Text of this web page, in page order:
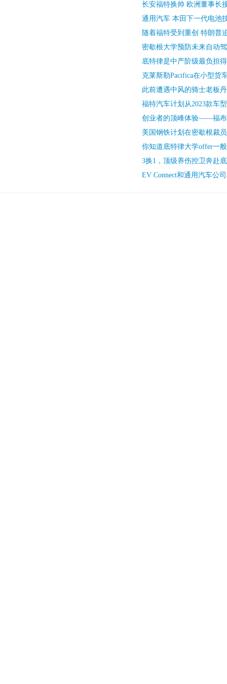
长安福特换帅 欧洲董事长
通用汽车 本田下一代电池
随着福特受到重创 特朗普
密歇根大学预防未来自动
底特律是中产阶级最负担
克莱斯勒Pacifica在小型货
此前遭遇中风的骑士老板
福特汽车计划从2023款车
创业者的顶峰体验——福布
美国钢铁计划在密歇根裁
你知道底特律大学offer一
3换1，顶级养伤控卫奔赴
EV Connect和通用汽车公